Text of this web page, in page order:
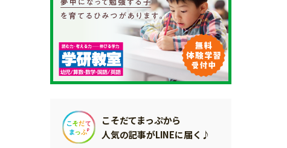
こそだてまっぷから
人気の記事がLINEに届く♪